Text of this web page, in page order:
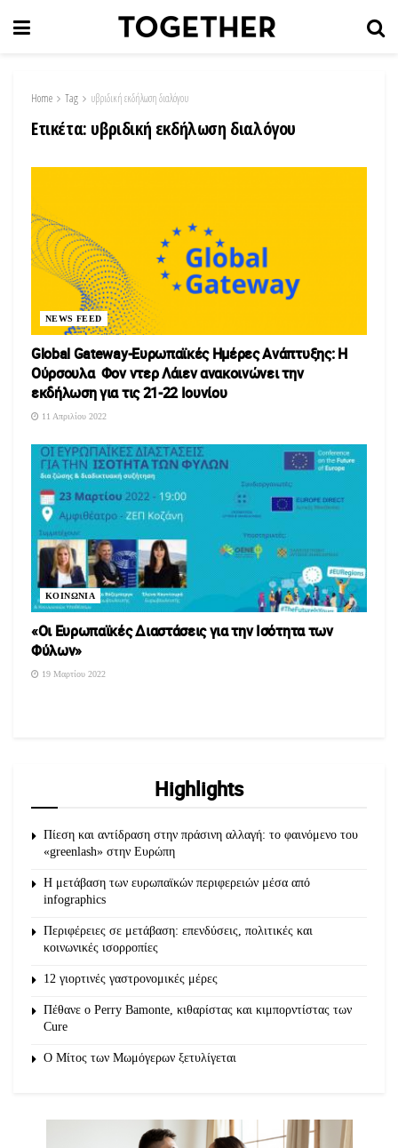
Home Tag υβριδική εκδήλωση διαλόγου
Ετικέτα: υβριδική εκδήλωση διαλόγου
NEWS FEED
Global Gateway-Ευρωπαϊκές Ημέρες Ανάπτυξης: Η
Ούρσουλα Φον ντερ Λάιεν ανακοινώνει την
εκδήλωση για τις 21-22 Ιουνίου
11 Απριλίου 2022
ΚΟΙΝΩΝΙΑ
«Οι Ευρωπαϊκές Διαστάσεις για την Ισότητα των
Φύλων»
19 Μαρτίου 2022
Highlights
Πίεση και αντίδραση στην πράσινη αλλαγή: το φαινόμενο του
«greenlash» στην Ευρώπη
Η μετάβαση των ευρωπαϊκών περιφερειών μέσα από
infographics
Περιφέρειες σε μετάβαση: επενδύσεις, πολιτικές και
κοινωνικές ισορροπίες
12 γιορτινές γαστρονομικές μέρες
Πέθανε ο Perry Bamonte, κιθαρίστας και κιμπορντίστας των
Cure
O Μίτος των Μωμόγερων ξετυλίγεται